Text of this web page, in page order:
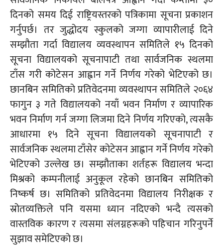
दिनको समय दिई राष्ट्रियस्तरको पत्रिकामा सूचना प्रकाशन
गर्नुपर्छ। तर जुद्धोदय स्कुलको जग्गा व्यापारीलाई दिने
सम्झौता गर्दा विद्यालय व्यवस्थापन समितिले १५ दिनको
सूचना विद्यालयको सूचनापाटी तथा सार्वजनिक स्थलमा
टाँस गरी कोटेसन आह्वान गर्ने निर्णय गरेको भेटिएको छ।
छानबिन समितिको प्रतिवेदनमा व्यवस्थापन समितिले २०६४
फागुन ३ गते विद्यालयको नयाँ भवन निर्माण र व्यापारिक
भवन निर्माण गर्न जग्गा लिजमा दिने निर्णय गरिएको, त्यसकै
आधारमा १५ दिने सूचना विद्यालयको सूचनापाटी र
सार्वजनिक स्थलमा टाँसेर कोटेसन आह्वान गर्ने निर्णय गरेको
भेटिएको उल्लेख छ। सम्झौताका शर्तहरू विद्यालय भन्दा
मिश्रको कम्पनीलाई अनुकूल रहेको छानबिन समितिको
निष्कर्ष छ। समितिको प्रतिवेदनमा विद्यालय निरीक्षक र
स्रोतव्यक्तिले पनि यसमा ध्यान नदिएको भन्दै त्यसको
वास्तविक कारण र त्यसमा संलग्नहरूको पहिचान गरिनुपर्ने
सुझाव समेटिएको छ।